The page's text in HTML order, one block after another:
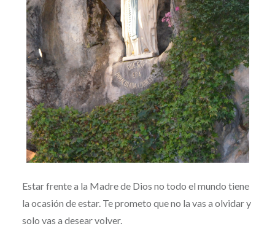
Estar frente a la Madre de Dios no todo el mundo tiene
la ocasión de estar. Te prometo que no la vas a olvidar y
solo vas a desear volver.